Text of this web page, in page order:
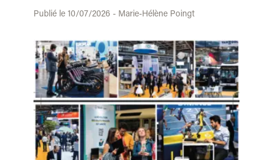
Publié le 10/07/2026 - Marie-Hélène Poingt